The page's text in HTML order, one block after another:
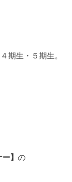
４期生・５期生。
】 の